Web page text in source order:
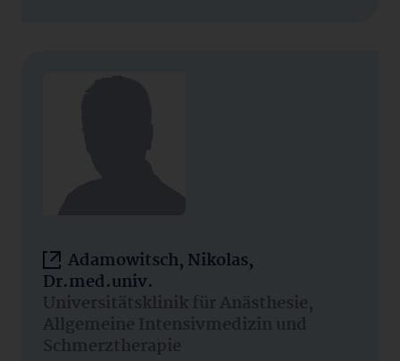
Adamowitsch, Nikolas,
Dr.med.univ.
Universitätsklinik für Anästhesie,
Allgemeine Intensivmedizin und
Schmerztherapie